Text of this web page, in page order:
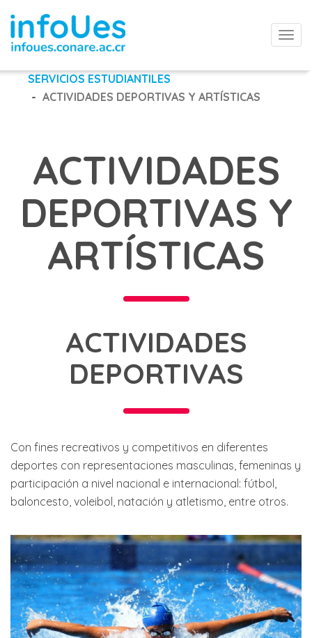
SERVICIOS ESTUDIANTILES
ACTIVIDADES DEPORTIVAS Y ARTÍSTICAS
ACTIVIDADES
DEPORTIVAS Y
ARTÍSTICAS
ACTIVIDADES
DEPORTIVAS
Con fines recreativos y competitivos en diferentes
deportes con representaciones masculinas, femeninas y
participación a nivel nacional e internacional: fútbol,
baloncesto, voleibol, natación y atletismo, entre otros.